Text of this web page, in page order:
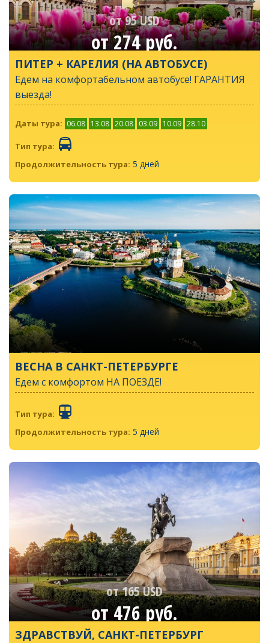
от 95 USD
от 274 руб.
ПИТЕР + КАРЕЛИЯ (НА АВТОБУСЕ)
Едем на комфортабельном автобусе! ГАРАНТИЯ
выезда!
Даты тура: 06.08 13.08 20.08 03.09 10.09 28.10
Тип тура:
Продолжительность тура: 5 дней
ВЕСНА В САНКТ-ПЕТЕРБУРГЕ
Едем с комфортом НА ПОЕЗДЕ!
Тип тура:
Продолжительность тура: 5 дней
от 165 USD
от 476 руб.
ЗДРАВСТВУЙ, САНКТ-ПЕТЕРБУРГ